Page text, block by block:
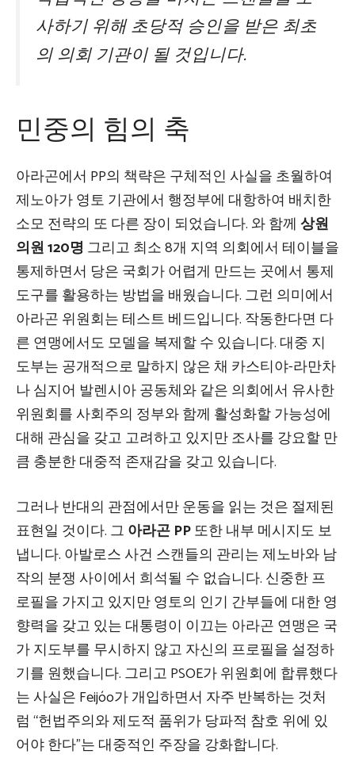
사하기 위해 초당적 승인을 받은 최초
의 의회 기관이 될 것입니다.
민중의 힘의 축
아라곤에서 PP의 책략은 구체적인 사실을 초월하여
제노아가 영토 기관에서 행정부에 대항하여 배치한
소모 전략의 또 다른 장이 되었습니다. 와 함께 상원
의원 120명 그리고 최소 8개 지역 의회에서 테이블을
통제하면서 당은 국회가 어렵게 만드는 곳에서 통제
도구를 활용하는 방법을 배웠습니다. 그런 의미에서
아라곤 위원회는 테스트 베드입니다. 작동한다면 다
른 연맹에서도 모델을 복제할 수 있습니다. 대중 지
도부는 공개적으로 말하지 않은 채 카스티야-라만차
나 심지어 발렌시아 공동체와 같은 의회에서 유사한
위원회를 사회주의 정부와 함께 활성화할 가능성에
대해 관심을 갖고 고려하고 있지만 조사를 강요할 만
큼 충분한 대중적 존재감을 갖고 있습니다.
그러나 반대의 관점에서만 운동을 읽는 것은 절제된
표현일 것이다. 그 아라곤 PP또한 내부 메시지도 보
냅니다. 아발로스 사건 스캔들의 관리는 제노바와 남
작의 분쟁 사이에서 희석될 수 없습니다. 신중한 프
로필을 가지고 있지만 영토의 인기 간부들에 대한 영
향력을 갖고 있는 대통령이 이끄는 아라곤 연맹은 국
가 지도부를 무시하지 않고 자신의 프로필을 설정하
기를 원했습니다. 그리고 PSOE가 위원회에 합류했다
는 사실은 Feijóo가 개입하면서 자주 반복하는 것처
럼 “헌법주의와 제도적 품위가 당파적 참호 위에 있
어야 한다”는 대중적인 주장을 강화합니다.